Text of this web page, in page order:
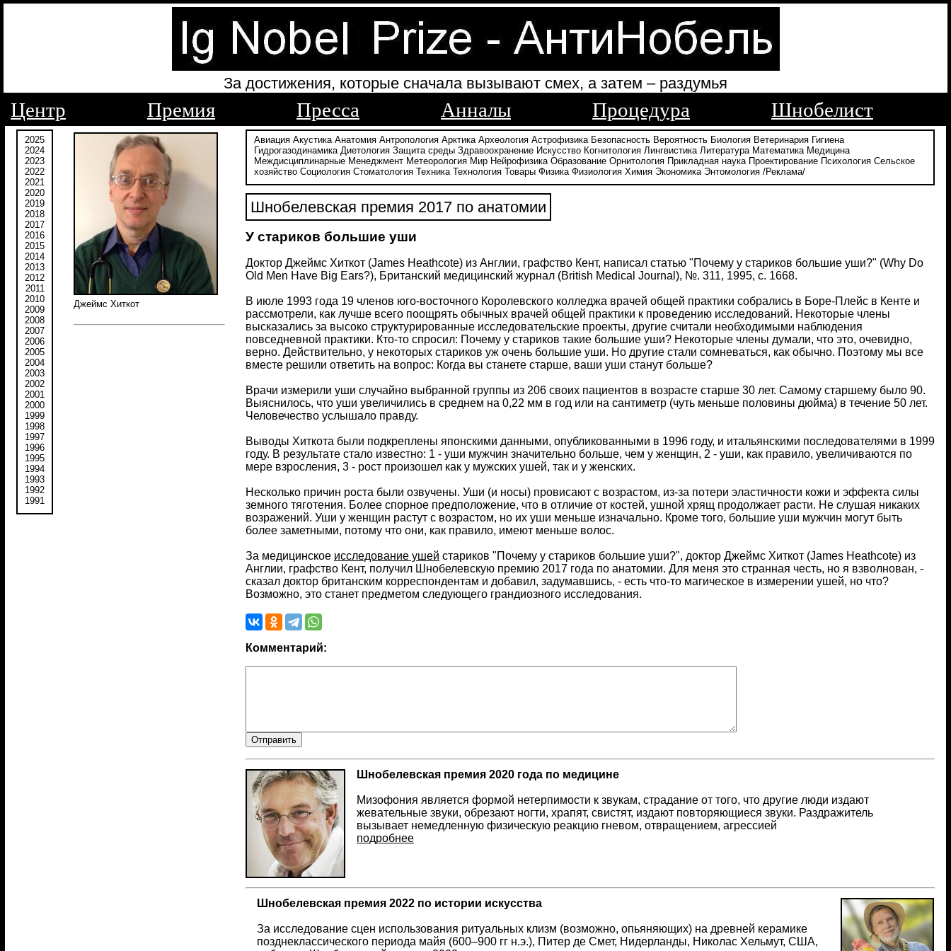
За достижения, которые сначала вызывают смех, а затем – раздумья
Центр Премия Пресса Анналы Процедура Шнобелист
2025
2024
2023
2022
2021
2020
2019
2018
2017
2016
2015
2014
2013
2012
2011
2010
2009
2008
2007
2006
2005
2004
2003
2002
2001
2000
1999
1998
1997
1996
1995
1994
1993
1992
1991
Джеймс Хиткот
Авиация Акустика Анатомия Антропология Арктика Археология Астрофизика Безопасность Вероятность Биология Ветеринария Гигиена
Гидрогазодинамика Диетология Защита среды Здравоохранение Искусство Когнитология Лингвистика Литература Математика Медицина
Междисциплинарные Менеджмент Метеорология Мир Нейрофизика Образование Орнитология Прикладная наука Проектирование Психология Сельское
хозяйство Социология Стоматология Техника Технология Товары Физика Физиология Химия Экономика Энтомология /Реклама/
Шнобелевская премия 2017 по анатомии
У стариков большие уши
Доктор Джеймс Хиткот (James Heathcote) из Англии, графство Кент, написал статью "Почему у стариков большие уши?" (Why Do
Old Men Have Big Ears?), Британский медицинский журнал (British Medical Journal), №. 311, 1995, с. 1668.
В июле 1993 года 19 членов юго-восточного Королевского колледжа врачей общей практики собрались в Боре-Плейс в Кенте и
рассмотрели, как лучше всего поощрять обычных врачей общей практики к проведению исследований. Некоторые члены
высказались за высоко структурированные исследовательские проекты, другие считали необходимыми наблюдения
повседневной практики. Кто-то спросил: Почему у стариков такие большие уши? Некоторые члены думали, что это, очевидно,
верно. Действительно, у некоторых стариков уж очень большие уши. Но другие стали сомневаться, как обычно. Поэтому мы все
вместе решили ответить на вопрос: Когда вы станете старше, ваши уши станут больше?
Врачи измерили уши случайно выбранной группы из 206 своих пациентов в возрасте старше 30 лет. Самому старшему было 90.
Выяснилось, что уши увеличились в среднем на 0,22 мм в год или на сантиметр (чуть меньше половины дюйма) в течение 50 лет.
Человечество услышало правду.
Выводы Хиткота были подкреплены японскими данными, опубликованными в 1996 году, и итальянскими последователями в 1999
году. В результате стало известно: 1 - уши мужчин значительно больше, чем у женщин, 2 - уши, как правило, увеличиваются по
мере взросления, 3 - рост произошел как у мужских ушей, так и у женских.
Несколько причин роста были озвучены. Уши (и носы) провисают с возрастом, из-за потери эластичности кожи и эффекта силы
земного тяготения. Более спорное предположение, что в отличие от костей, ушной хрящ продолжает расти. Не слушая никаких
возражений. Уши у женщин растут с возрастом, но их уши меньше изначально. Кроме того, большие уши мужчин могут быть
более заметными, потому что они, как правило, имеют меньше волос.
За медицинское исследование ушей стариков "Почему у стариков большие уши?", доктор Джеймс Хиткот (James Heathcote) из
Англии, графство Кент, получил Шнобелевскую премию 2017 года по анатомии. Для меня это странная честь, но я взволнован, -
сказал доктор британским корреспондентам и добавил, задумавшись, - есть что-то магическое в измерении ушей, но что?
Возможно, это станет предметом следующего грандиозного исследования.
Комментарий:
Шнобелевская премия 2020 года по медицине
Мизофония является формой нетерпимости к звукам, страдание от того, что другие люди издают
жевательные звуки, обрезают ногти, храпят, свистят, издают повторяющиеся звуки. Раздражитель
вызывает немедленную физическую реакцию гневом, отвращением, агрессией
подробнее
Шнобелевская премия 2022 по истории искусства
За исследование сцен использования ритуальных клизм (возможно, опьяняющих) на древней керамике
позднеклассического периода майя (600–900 гг н.э.), Питер де Смет, Нидерланды, Николас Хельмут, США,